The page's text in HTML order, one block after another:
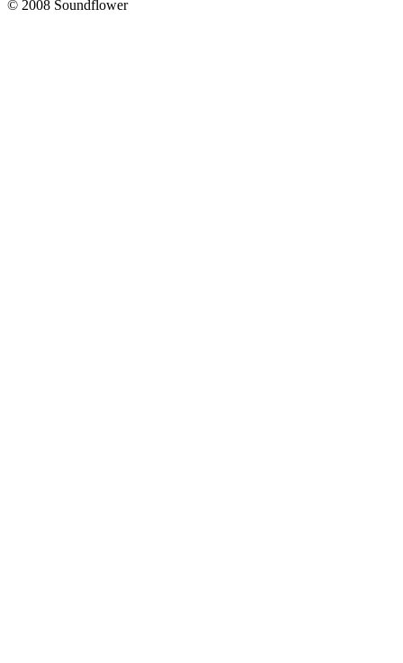
© 2008 Soundflower